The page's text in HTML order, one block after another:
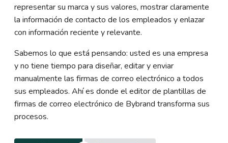
representar su marca y sus valores, mostrar claramente
la información de contacto de los empleados y enlazar
con información reciente y relevante.
Sabemos lo que está pensando: usted es una empresa
y no tiene tiempo para diseñar, editar y enviar
manualmente las firmas de correo electrónico a todos
sus empleados. Ahí es donde el editor de plantillas de
firmas de correo electrónico de Bybrand transforma sus
procesos.